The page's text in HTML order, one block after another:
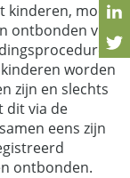
kinderen, moet
via
worden
zijn en slechts
dit via de
eens zijn
ontbonden.